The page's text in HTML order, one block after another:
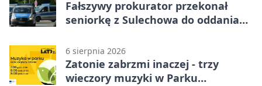
Fałszywy prokurator przekonał
seniorkę z Sulechowa do oddania
6 sierpnia 2026
Zatonie zabrzmi inaczej - trzy
wieczory muzyki w Parku